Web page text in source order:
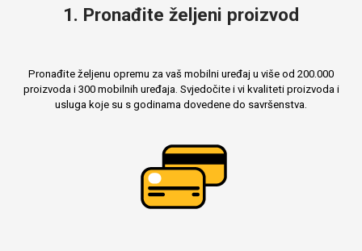
1. Pronađite željeni proizvod
Pronađite željenu opremu za vaš mobilni uređaj u više od 200.000
proizvoda i 300 mobilnih uređaja. Svjedočite i vi kvaliteti proizvoda i
usluga koje su s godinama dovedene do savršenstva.